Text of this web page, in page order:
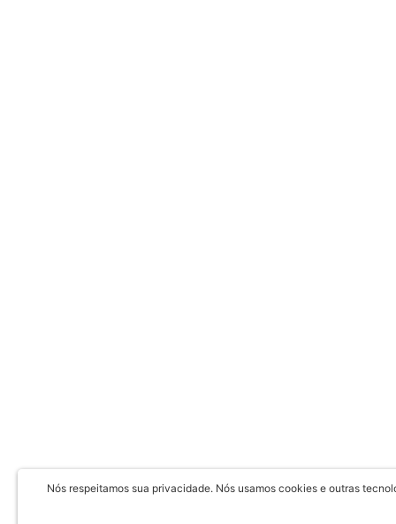
Nós respeitamos sua privacidade. Nós usamos cookies e outras